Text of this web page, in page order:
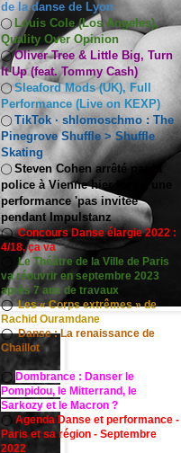
de la danse de Lyon
◯Louis Cole (Los Angeles),
Quality Over Opinion
◯Oliver Tree & Little Big, Turn
It Up (feat. Tommy Cash)
◯ Sleaford Mods (UK), Full
Performance (Live on KEXP)
◯ TikTok · shlomoschmo : The
Pinegrove Shuffle > Shuffle
Skating
◯ Steven Cohen arrêté par la
police à Vienne hier lors d'une
performance 'pas invitée'
pendant Impulstanz
◯Concours Danse élargie 2022 :
4/18, ça va
Le Théâtre de la Ville de Paris
va réouvrir en septembre 2023
après 7 ans de travaux
◯Les « Corps extrêmes » de
Rachid Ouramdane
◯Danse : La renaissance de
Chaillot
◯ Dombrance : Danser le
Pompidou, le Mitterrand, le
Sarkozy et le Macron ?
◯ Agenda Danse et performance -
Paris et sa région - Septembre
2022